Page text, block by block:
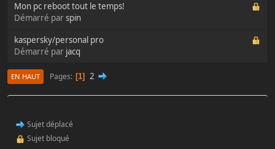
Mon pc reboot tout le temps!
Démarré parspin
kaspersky/personal pro
Démarré par jacq
EN HAUT Pages 1 2
Sujet déplacé
Sujet bloqué